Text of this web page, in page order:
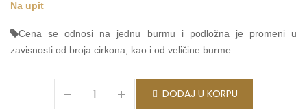
Na upit
Cena se odnosi na jednu burmu i podložna je promeni u
zavisnosti od broja cirkona, kao i od veličine burme.
DODAJ U KORPU